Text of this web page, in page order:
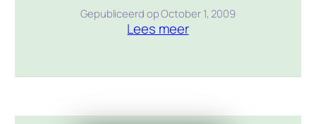
gecombineerd wordt. Damian en Mary
zitten in het tweede jaar en begeven zich
ooit gekend […]
Gepubliceerd opOctober 1, 2009
Lees meer